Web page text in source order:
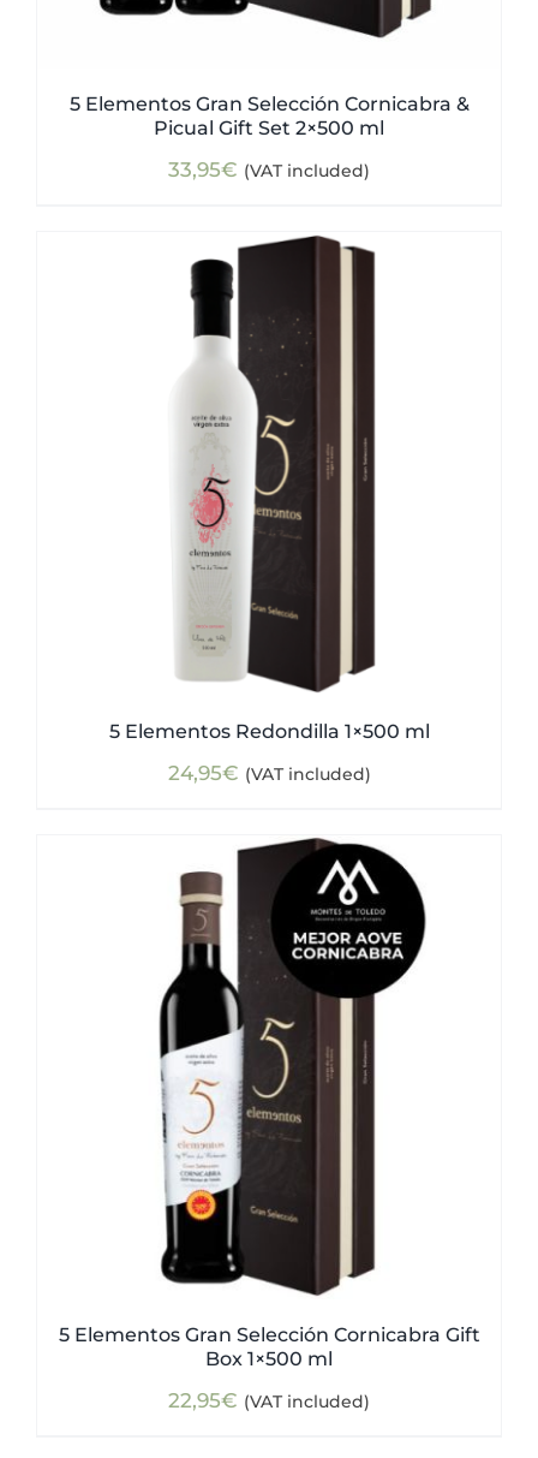
5 Elementos Gran Selección Cornicabra &
Picual Gift Set 2×500 ml
33,95€ (VAT included)
5 Elementos Redondilla 1×500 ml
24,95€ (VAT included)
5 Elementos Gran Selección Cornicabra Gift
Box 1×500 ml
22,95€ (VAT included)